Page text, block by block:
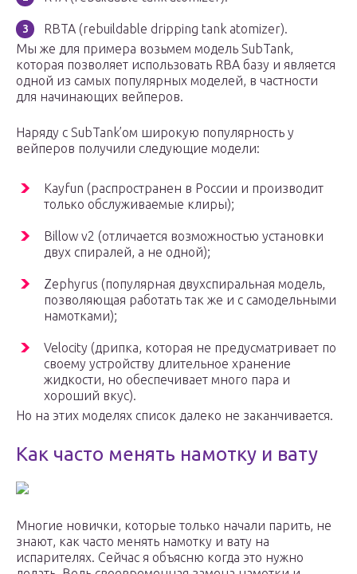
RBTA (rebuildable dripping tank atomizer).
Мы же для примера возьмем модель SubTank,
которая позволяет использовать RBA базу и является
одной из самых популярных моделей, в частности
для начинающих вейперов.
Наряду с SubTank’ом широкую популярность у
вейперов получили следующие модели:
Kayfun (распространен в России и производит
только обслуживаемые клиры);
Billow v2 (отличается возможностью установки
двух спиралей, а не одной);
Zephyrus (популярная двухспиральная модель,
позволяющая работать так же и с самодельными
намотками);
Velocity (дрипка, которая не предусматривает по
своему устройству длительное хранение
жидкости, но обеспечивает много пара и
хороший вкус).
Но на этих моделях список далеко не заканчивается.
Как часто менять намотку и вату
Многие новички, которые только начали парить, не
знают, как часто менять намотку и вату на
испарителях. Сейчас я объясню когда это нужно